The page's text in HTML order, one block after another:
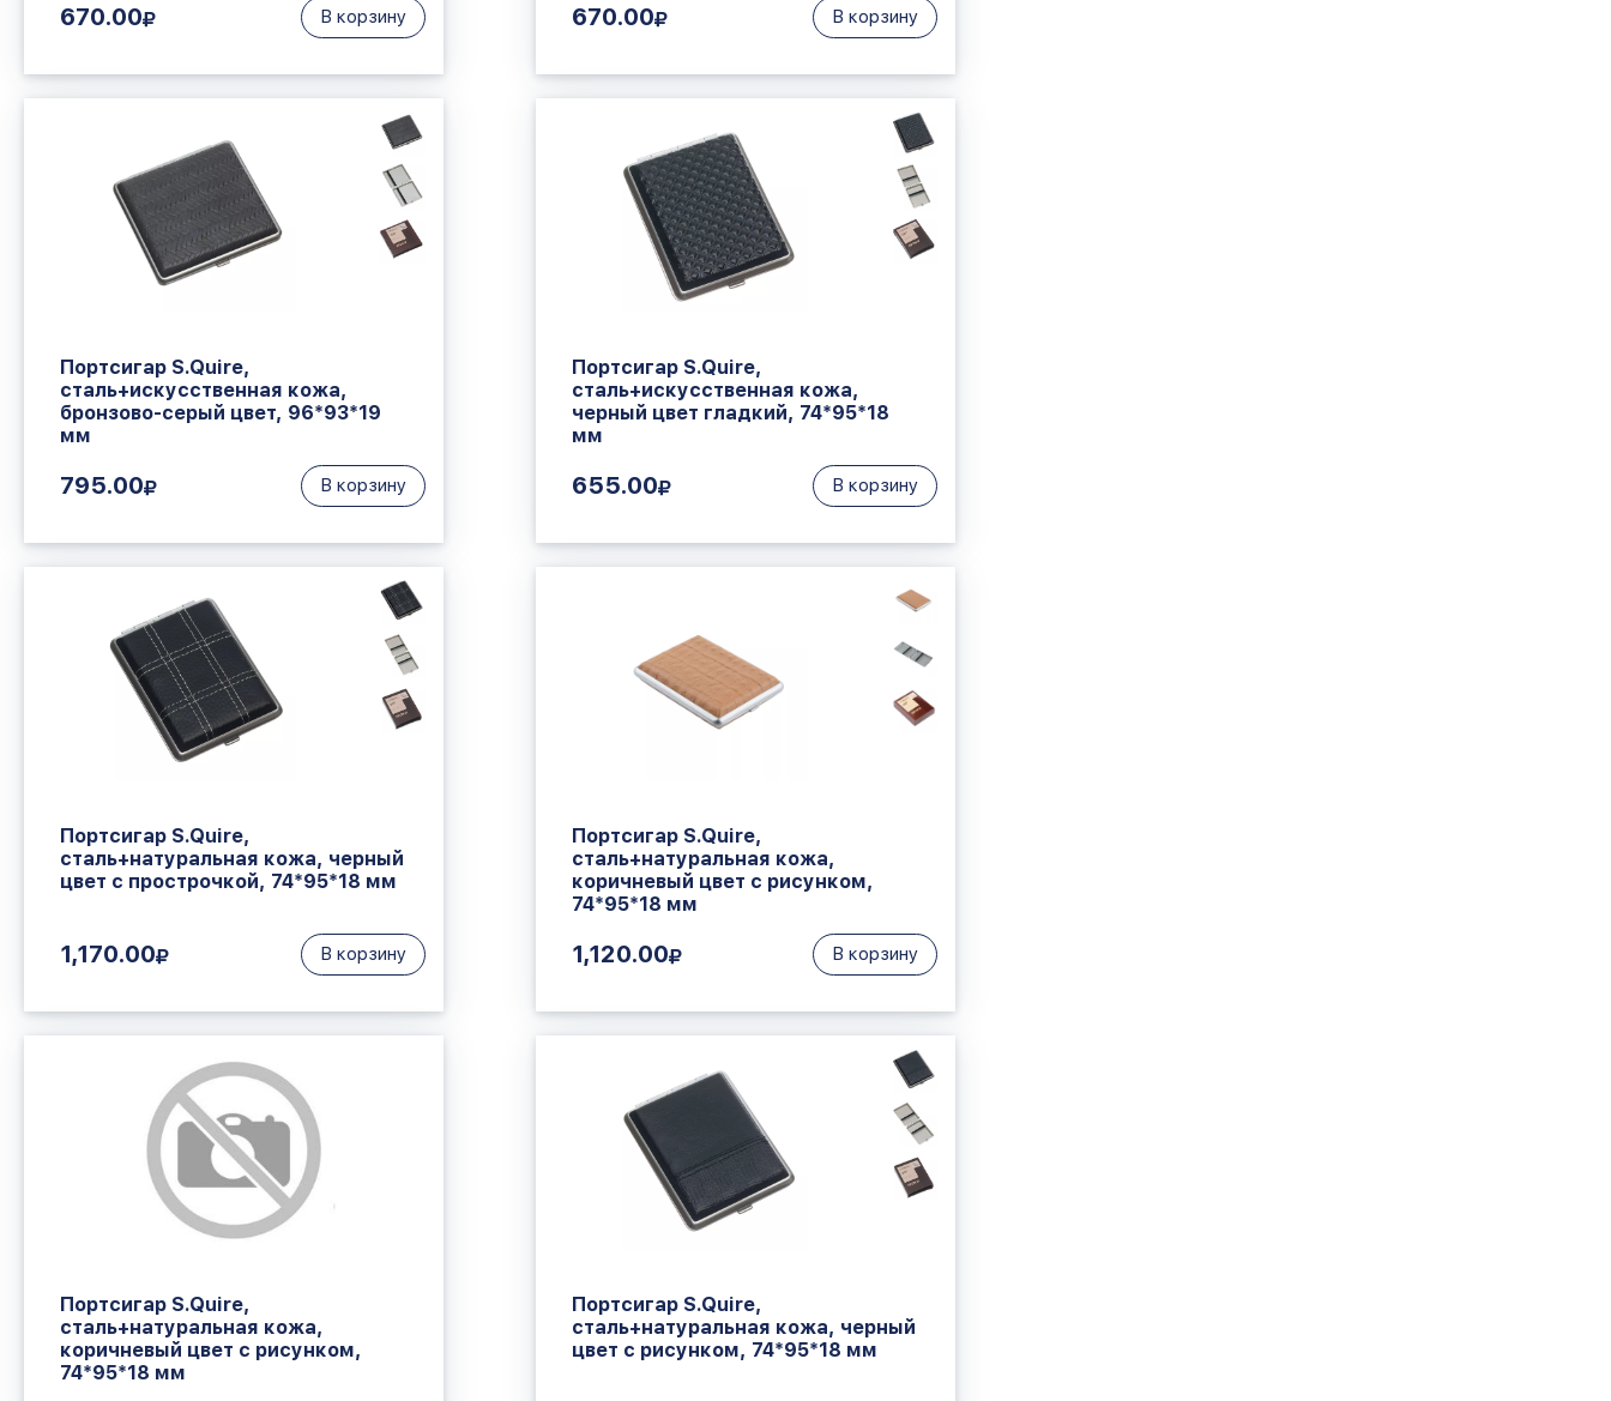
670.00 В корзину 670.00 В корзину
Портсигар S.Quire,
сталь+искусственная кожа,
бронзово-серый цвет, 96*93*19
мм
795.00 В корзину
Портсигар S.Quire,
сталь+искусственная кожа,
черный цвет гладкий, 74*95*18
мм
655.00 В корзину
Портсигар S.Quire,
сталь+натуральная кожа, черный
цвет с прострочкой, 74*95*18 мм
1,170.00 В корзину
Портсигар S.Quire,
сталь+натуральная кожа,
коричневый цвет с рисунком,
74*95*18 мм
1,120.00 В корзину
Портсигар S.Quire,
сталь+натуральная кожа,
коричневый цвет с рисунком,
74*95*18 мм
Портсигар S.Quire,
сталь+натуральная кожа, черный
цвет с рисунком, 74*95*18 мм